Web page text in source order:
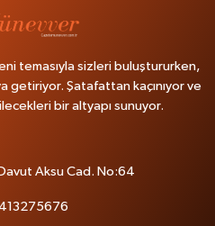
temasıyla sizleri buluştururken,
getiriyor. Şatafattan kaçınıyor ve
bir altyapı sunuyor.
Aksu Cad. No:64